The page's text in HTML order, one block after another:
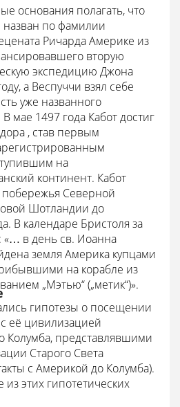
основания полагать, что
назван по фамилии
Ричарда Америке из
вторую
экспедицию Джона
а Веспуччи взял себе
уже названного
В мае 1497 года Кабот достиг
, став первым
на
континент. Кабот
побережья Северной
Шотландии до
В календаре Бристоля за
«… в день св. Иоанна
земля Америка купцами
на корабле из
„Мэтью“ („метик“)».
гипотезы о посещении
её цивилизацией
Колумба, представлявшими
Старого Света
с Америкой до Колумба).
этих гипотетических